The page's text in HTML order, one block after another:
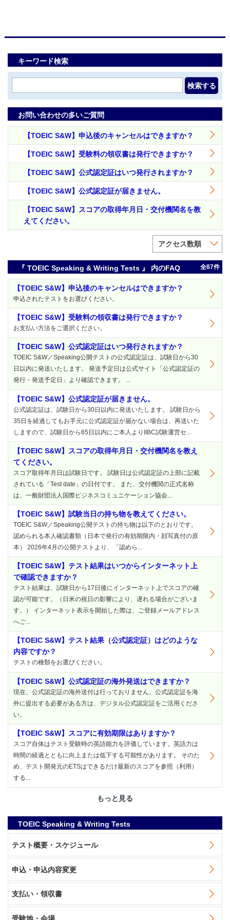
キーワード検索
検索する
お問い合わせの多いご質問
【TOEIC S&W】申込後のキャンセルはできますか？
【TOEIC S&W】受験料の領収書は発行できますか？
【TOEIC S&W】公式認定証はいつ発行されますか？
【TOEIC S&W】公式認定証が届きません。
【TOEIC S&W】スコアの取得年月日・交付機関名を教
えてください。
アクセス数順
『 TOEIC Speaking & Writing Tests 』 内のFAQ 全87件
【TOEIC S&W】申込後のキャンセルはできますか？
申込されたテストをお選びください。
【TOEIC S&W】受験料の領収書は発行できますか？
お支払い方法をご選択ください。
【TOEIC S&W】公式認定証はいつ発行されますか？
TOEIC S&W／Speaking公開テストの公式認定証は、試験日から30
日以内に発送いたします。 発送予定日は公式サイト「公式認定証の
発行・発送予定日」より確認できます。 ...
【TOEIC S&W】公式認定証が届きません。
公式認定証は、試験日から30日以内に発送いたします。 試験日から
35日を経過してもお手元に公式認定証が届かない場合は、再送いた
しますので、試験日から65日以内にご本人よりIIBC試験運営セ...
【TOEIC S&W】スコアの取得年月日・交付機関名を教え
てください。
スコア取得年月日は試験日です。 試験日は公式認定証の上部に記載
されている「Test date」の日付です。 また、交付機関の正式名称
は、一般財団法人国際ビジネスコミュニケーション協会...
【TOEIC S&W】試験当日の持ち物を教えてください。
TOEIC S&W／Speaking公開テストの持ち物は以下のとおりです。
認められる本人確認書類（日本で発行の有効期限内・顔写真付の原
本） 2026年4月の公開テストより、「認めら...
【TOEIC S&W】テスト結果はいつからインターネット上
で確認できますか？
テスト結果は、試験日から17日後にインターネット上でスコアの確
認が可能です。（日米の祝日の影響により、遅れる場合がございま
す。） インターネット表示を開始した際は、ご登録メールアドレス
へご...
【TOEIC S&W】テスト結果（公式認定証）はどのような
内容ですか？
テストの種類をお選びください。
【TOEIC S&W】公式認定証の海外発送はできますか？
現在、公式認定証の海外送付は行っておりません。公式認定証を海
外に提出する必要がある方は、デジタル公式認定証をご活用くださ
い。
【TOEIC S&W】スコアに有効期限はありますか？
スコア自体はテスト受験時の英語能力を評価しています。英語力は
時間の経過とともに向上または低下する可能性があります。 そのた
め、テスト開発元のETSはできるだけ最新のスコアを参照（利用）
する...
もっと見る
TOEIC Speaking & Writing Tests
テスト概要・スケジュール
申込・申込内容変更
支払い・領収書